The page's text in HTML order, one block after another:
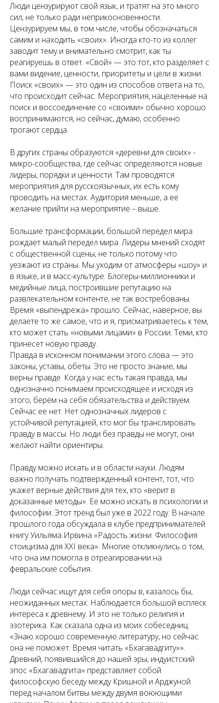
Люди цензурируют свой язык, и тратят на это много
сил, не только ради неприкосновенности.
Цензурируем мы, в том числе, чтобы обозначаться
самим и находить «своих». Иногда кто-то из коллег
заводит тему и внимательно смотрит, как ты
реагируешь в ответ. «Свой» — это тот, кто разделяет с
вами видение, ценности, приоритеты и цели в жизни.
Поиск «своих» — это один из способов ответа на то,
что происходит сейчас. Мероприятия, нацеленные на
поиск и воссоединение со «своими» обычно хорошо
воспринимаются, но сейчас, думаю, особенно
трогают сердца.
В других страны образуются «деревни для своих» -
микро-сообщества, где сейчас определяются новые
лидеры, порядки и ценности. Там проводятся
мероприятия для русскоязычных, их есть кому
проводить на местах. Аудитория меньше, а ее
желание прийти на мероприятие – выше.
Большие трансформации, большой передел мира
рождает малый передел мира. Лидеры мнений сходят
с общественной сцены, не только потому что
уезжают из страны. Мы уходим от атмосферы «шоу» и
в языке, и в масс-культуре. Блогеры-миллионники и
медийные лица, построившие репутацию на
развлекательном контенте, не так востребованы.
Время «выпендрежа» прошло. Сейчас, наверное, вы
делаете то же самое, что и я, присматриваетесь к тем,
кто может стать «новыми лицами» в России. Теми, кто
принесет новую правду.
Правда в исконном понимании этого слова — это
законы, уставы, обеты. Это не просто знание, мы
верны правде. Когда у нас есть такая правда, мы
однозначно понимаем происходящее и исходя из
этого, берём на себя обязательства и действуем.
Сейчас ее нет. Нет однозначных лидеров с
устойчивой репутацией, кто мог бы транслировать
правду в массы. Но люди без правды не могут, они
желают найти ориентиры.
Правду можно искать и в области науки. Людям
важно получать подтвержденный контент, тот, что
укажет верные действия для тех, кто «верит в
доказанные методы». Ее можно искать в психологии и
философии. Этот тренд был уже в 2022 году. В начале
прошлого года обсуждала в клубе предпринимателей
книгу Уильяма Ирвина «Радость жизни. Философия
стоицизма для XXI века». Многие откликнулись о том,
что она им помогла в отреагировании на
февральские события.
Люди сейчас ищут для себя опоры в, казалось бы,
неожиданных местах. Наблюдается большой всплеск
интереса к древнему. И это не только религия и
эзотерика. Как сказала одна из моих собеседниц:
«Знаю хорошо современную литературу, но сейчас
она не поможет. Время читать «Бхагавадгиту»».
Древний, появившийся до нашей эры, индуистский
эпос «Бхагавадгита» представляет собой
философскую беседу между Кришной и Арджуной
перед началом битвы между двумя воюющими